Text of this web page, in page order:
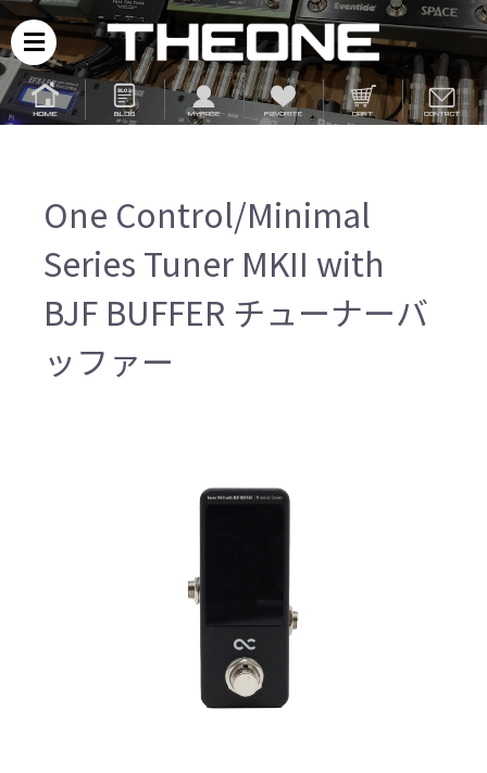
One Control/Minimal
Series Tuner MKII with
BJF BUFFER チューナーバ
ッファー